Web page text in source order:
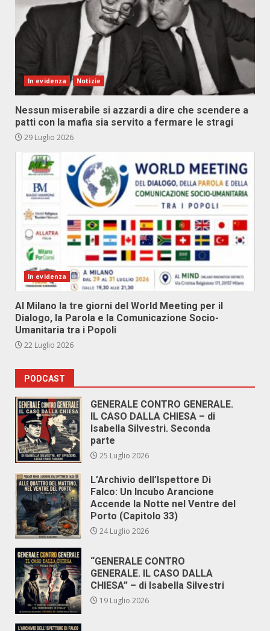
In evidenza Notizie
Nessun miserabile si azzardi a dire che scendere a
patti con la mafia sia servito a fermare le stragi
29 Luglio 2026
In evidenza
Al Milano la tre giorni del World Meeting per il
Dialogo, la Parola e la Comunicazione Socio-
Umanitaria tra i Popoli
22 Luglio 2026
PODCAST
GENERALE CONTRO GENERALE.
IL CASO DALLA CHIESA – di
Isabella Silvestri. Seconda
parte
25 Luglio 2026
L’Archivio dell’Ispettore Di
Falco: Un Incubo Arancione
Accende la Notte nel Ventre del
Porto (Capitolo 33)
24 Luglio 2026
“GENERALE CONTRO
GENERALE. IL CASO DALLA
CHIESA” – di Isabella Silvestri
19 Luglio 2026